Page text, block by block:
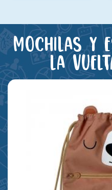
Mochilas y
la